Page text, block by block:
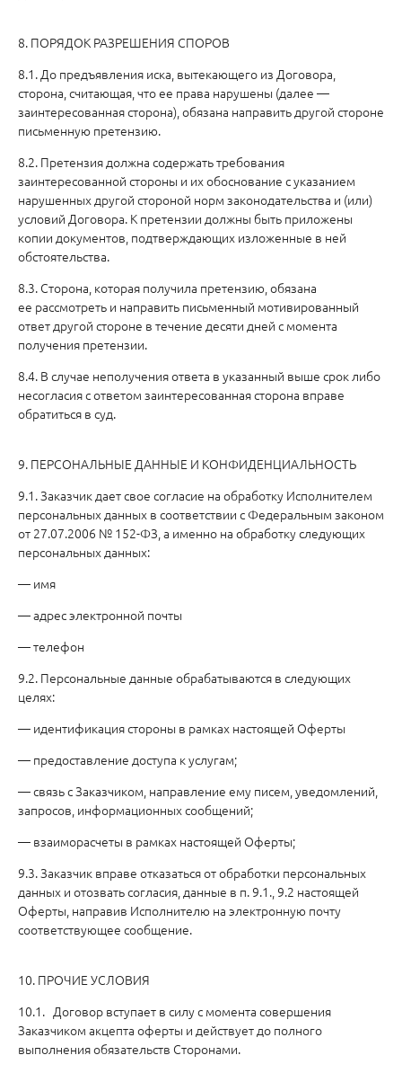
8. ПОРЯДОК РАЗРЕШЕНИЯ СПОРОВ
8.1. До предъявления иска, вытекающего из Договора,
сторона, считающая, что ее права нарушены (далее —
заинтересованная сторона), обязана направить другой стороне
письменную претензию.
8.2. Претензия должна содержать требования
заинтересованной стороны и их обоснование с указанием
нарушенных другой стороной норм законодательства и (или)
условий Договора. К претензии должны быть приложены
копии документов, подтверждающих изложенные в ней
обстоятельства.
8.3. Сторона, которая получила претензию, обязана
ее рассмотреть и направить письменный мотивированный
ответ другой стороне в течение десяти дней с момента
получения претензии.
8.4. В случае неполучения ответа в указанный выше срок либо
несогласия с ответом заинтересованная сторона вправе
обратиться в суд.
9. ПЕРСОНАЛЬНЫЕ ДАННЫЕ И КОНФИДЕНЦИАЛЬНОСТЬ
9.1. Заказчик дает свое согласие на обработку Исполнителем
персональных данных в соответствии с Федеральным законом
от 27.07.2006 № 152-ФЗ, а именно на обработку следующих
персональных данных:
— имя
— адрес электронной почты
— телефон
9.2. Персональные данные обрабатываются в следующих
целях:
— идентификация стороны в рамках настоящей Оферты
— предоставление доступа к услугам;
— связь с Заказчиком, направление ему писем, уведомлений,
запросов, информационных сообщений;
— взаиморасчеты в рамках настоящей Оферты;
9.3. Заказчик вправе отказаться от обработки персональных
данных и отозвать согласия, данные в п. 9.1., 9.2 настоящей
Оферты, направив Исполнителю на электронную почту
соответствующее сообщение.
10. ПРОЧИЕ УСЛОВИЯ
10.1. Договор вступает в силу с момента совершения
Заказчиком акцепта оферты и действует до полного
выполнения обязательств Сторонами.